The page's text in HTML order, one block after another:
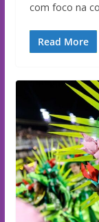
com foco na
Read More